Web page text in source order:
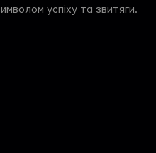
успіху та звитяги.